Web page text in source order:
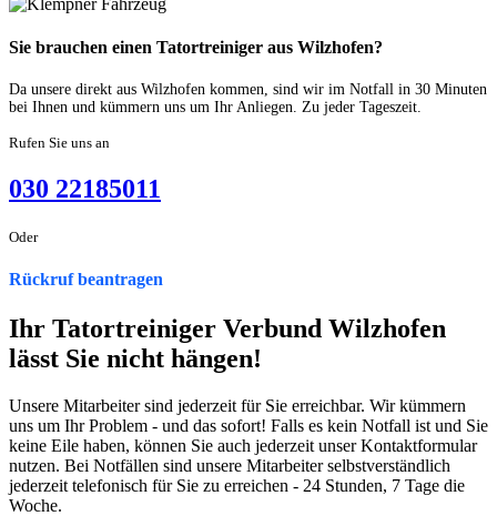
Sie brauchen einen Tatortreiniger aus Wilzhofen?
Da unsere direkt aus Wilzhofen kommen, sind wir im Notfall in 30 Minuten
bei Ihnen und kümmern uns um Ihr Anliegen. Zu jeder Tageszeit.
Rufen Sie uns an
030 22185011
Oder
Rückruf beantragen
Ihr Tatortreiniger Verbund Wilzhofen
lässt Sie nicht hängen!
Unsere Mitarbeiter sind jederzeit für Sie erreichbar. Wir kümmern
uns um Ihr Problem - und das sofort! Falls es kein Notfall ist und Sie
keine Eile haben, können Sie auch jederzeit unser Kontaktformular
nutzen. Bei Notfällen sind unsere Mitarbeiter selbstverständlich
jederzeit telefonisch für Sie zu erreichen - 24 Stunden, 7 Tage die
Woche.